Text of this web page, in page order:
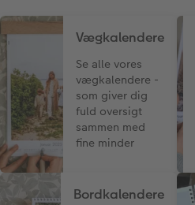
Vægkalendere
Se alle vores
vægkalendere -
som giver dig
fuld oversigt
sammen med
fine minder
Bordkalendere